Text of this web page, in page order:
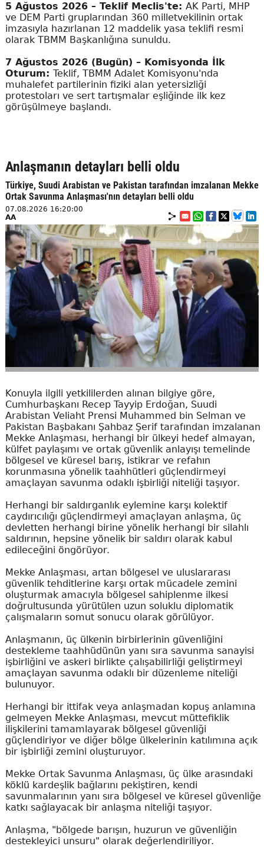
5 Ağustos 2026 – Teklif Meclis'te: AK Parti, MHP
ve DEM Parti gruplarından 360 milletvekilinin ortak
imzasıyla hazırlanan 12 maddelik yasa teklifi resmi
olarak TBMM Başkanlığına sunuldu.
7 Ağustos 2026 (Bugün) – Komisyonda İlk
Oturum: Teklif, TBMM Adalet Komisyonu'nda
muhalefet partilerinin fiziki alan yetersizliği
protestoları ve sert tartışmalar eşliğinde ilk kez
görüşülmeye başlandı.
Anlaşmanın detayları belli oldu
Türkiye, Suudi Arabistan ve Pakistan tarafından imzalanan Mekke
Ortak Savunma Anlaşması'nın detayları belli oldu
07.08.2026 16:20:00
AA
Konuyla ilgili yetkililerden alınan bilgiye göre,
Cumhurbaşkanı Recep Tayyip Erdoğan, Suudi
Arabistan Veliaht Prensi Muhammed bin Selman ve
Pakistan Başbakanı Şahbaz Şerif tarafından imzalanan
Mekke Anlaşması, herhangi bir ülkeyi hedef almayan,
külfet paylaşımı ve ortak güvenlik anlayışı temelinde
bölgesel ve küresel barış, istikrar ve refahın
korunmasına yönelik taahhütleri güçlendirmeyi
amaçlayan savunma odaklı işbirliği niteliği taşıyor.
Herhangi bir saldırganlık eylemine karşı kolektif
caydırıcılığı güçlendirmeyi amaçlayan anlaşma, üç
devletten herhangi birine yönelik herhangi bir silahlı
saldırının, hepsine yönelik bir saldırı olarak kabul
edileceğini öngörüyor.
Mekke Anlaşması, artan bölgesel ve uluslararası
güvenlik tehditlerine karşı ortak mücadele zemini
oluşturmak amacıyla bölgesel sahiplenme ilkesi
doğrultusunda yürütülen uzun soluklu diplomatik
çalışmaların somut sonucu olarak görülüyor.
Anlaşmanın, üç ülkenin birbirlerinin güvenliğini
destekleme taahhüdünün yanı sıra savunma sanayisi
işbirliğini ve askeri birlikte çalışabilirliği geliştirmeyi
amaçlayan savunma odaklı bir düzenleme niteliği
bulunuyor.
Herhangi bir ittifak veya anlaşmadan kopuş anlamına
gelmeyen Mekke Anlaşması, mevcut müttefiklik
ilişkilerini tamamlayarak bölgesel güvenliği
güçlendiriyor ve diğer bölge ülkelerinin katılımına açık
bir işbirliği zemini oluşturuyor.
Mekke Ortak Savunma Anlaşması, üç ülke arasındaki
köklü kardeşlik bağlarını pekiştiren, kendi
savunmalarının yanı sıra bölgesel ve küresel güvenliğe
katkı sağlayacak bir anlaşma niteliği taşıyor.
Anlaşma, "bölgede barışın, huzurun ve güvenliğin
destekleyici unsuru" olarak değerlendiriliyor.